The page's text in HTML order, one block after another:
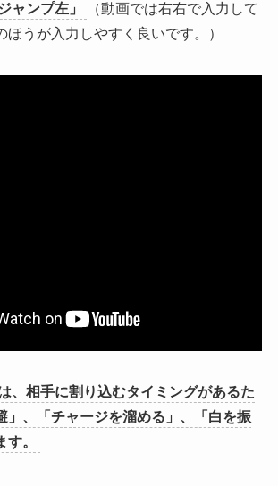
ャンプ左」
（動画では右右で入力して
ほうが入力しやすく良いです。）
、相手に割り込むタイミングがあるた
」、「チャージを溜める」、「白を振
。